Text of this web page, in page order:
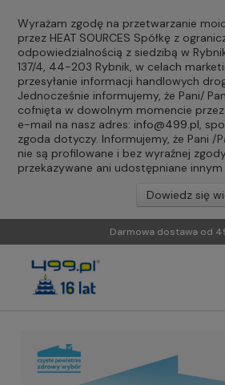
Wyrażam zgodę na przetwarzanie
przez HEAT SOURCES Spółkę z
odpowiedzialnością z siedzibą w
137/4, 44-203 Rybnik, w celach
przesyłanie informacji handlowych
Jednocześnie informujemy, że Pani/
cofnięta w dowolnym momencie
e-mail na nasz adres: info@499.pl,
zgoda dotyczy. Informujemy, że Pani /
nie są profilowane i bez wyraźnej
przekazywane ani udostępniane
Dowiedz się
Darmowa dostawa od